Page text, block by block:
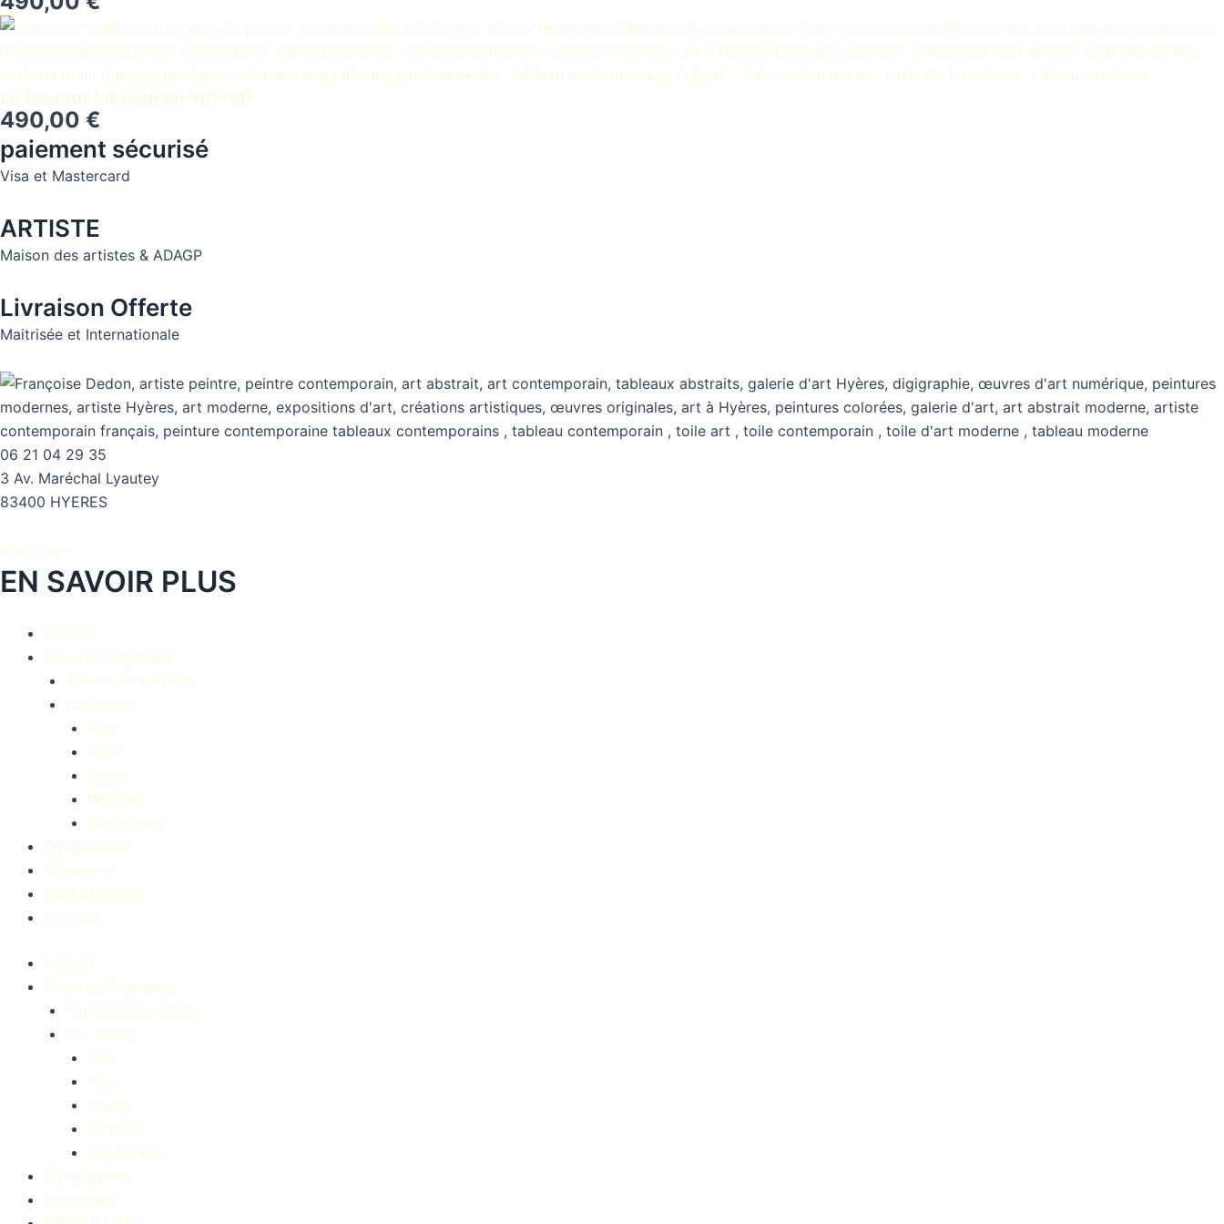
Le Bouquet d’Echium-60×80
490,00 €
paiement sécurisé
Visa et Mastercard
ARTISTE
Maison des artistes & ADAGP
Livraison Offerte
Maitrisée et Internationale
06 21 04 29 35
3 Av. Maréchal Lyautey
83400 HYERES
Instagram
EN SAVOIR PLUS
Accueil
Oeuvres Originales
Toutes les oeuvres
Les Séries
Azur
Rêve
Faune
Végétale
Les Scenes
Digigraphies
Inspiration
ESPACE D’ART
Contact
Accueil
Oeuvres Originales
Toutes les oeuvres
Les Séries
Azur
Rêve
Faune
Végétale
Les Scenes
Digigraphies
Inspiration